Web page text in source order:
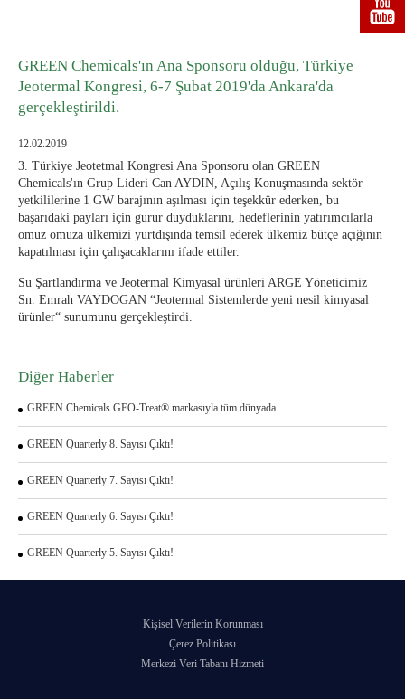
GREEN Chemicals'ın Ana Sponsoru olduğu, Türkiye
Jeotermal Kongresi, 6-7 Şubat 2019'da Ankara'da
gerçekleştirildi.
12.02.2019
3. Türkiye Jeotetmal Kongresi Ana Sponsoru olan GREEN
Chemicals'ın Grup Lideri Can AYDIN, Açılış Konuşmasında sektör
yetkililerine 1 GW barajının aşılması için teşekkür ederken, bu
başarıdaki payları için gurur duyduklarını, hedeflerinin yatırımcılarla
omuz omuza ülkemizi yurtdışında temsil ederek ülkemiz bütçe açığının
kapatılması için çalışacaklarını ifade ettiler.
Su Şartlandırma ve Jeotermal Kimyasal ürünleri ARGE Yöneticimiz
Sn. Emrah VAYDOGAN “Jeotermal Sistemlerde yeni nesil kimyasal
ürünler“ sunumunu gerçekleştirdi.
Diğer Haberler
GREEN Chemicals GEO-Treat® markasıyla tüm dünyada...
GREEN Quarterly 8. Sayısı Çıktı!
GREEN Quarterly 7. Sayısı Çıktı!
GREEN Quarterly 6. Sayısı Çıktı!
GREEN Quarterly 5. Sayısı Çıktı!
Kişisel Verilerin Korunması
Çerez Politikası
Merkezi Veri Tabanı Hizmeti